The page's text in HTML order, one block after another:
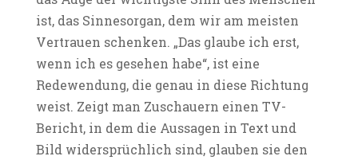
ist, das Sinnesorgan, dem wir am meisten
Vertrauen schenken. „Das glaube ich erst,
wenn ich es gesehen habe“, ist eine
Redewendung, die genau in diese Richtung
weist. Zeigt man Zuschauern einen TV-
Bericht, in dem die Aussagen in Text und
Bild widersprüchlich sind, glauben sie den